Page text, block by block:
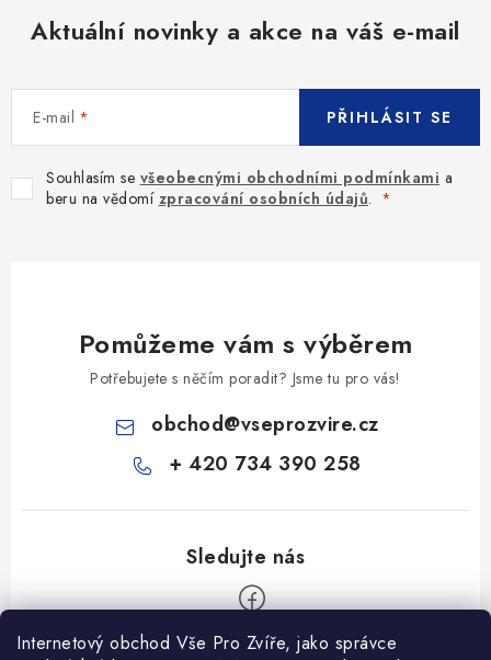
Internetový obchod Vše Pro Zvíře, jako správce
Aktuální novinky a akce na váš e-mail
E-mail
Souhlasím se všeobecnými obchodními podmínkami a
beru na vědomí zpracování osobních údajů.
PŘIHLÁSIT SE
Pomůžeme vám s výběrem
Potřebujete s něčím poradit? Jsme tu pro vás!
obchod@vseprozvire.cz
+ 420 734 390 258